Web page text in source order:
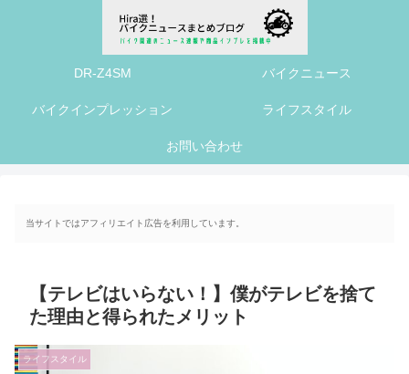
DR-Z4SM バイクニュース
バイクインプレッション ライフスタイル
お問い合わせ
当サイトではアフィリエイト広告を利用しています。
【テレビはいらない！】僕がテレビを捨て
た理由と得られたメリット
ライフスタイル